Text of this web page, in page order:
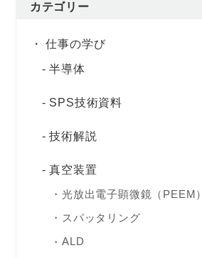
カテゴリー
仕事の学び
半導体
SPS技術資料
技術解説
真空装置
光放出電子顕微鏡（PEEM）
スパッタリング
ALD